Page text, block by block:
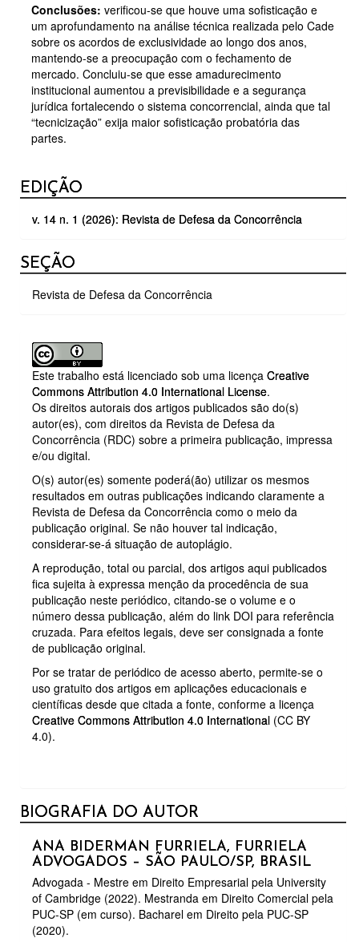
Conclusões: verificou-se que houve uma sofisticação e
um aprofundamento na análise técnica realizada pelo Cade
sobre os acordos de exclusividade ao longo dos anos,
mantendo-se a preocupação com o fechamento de
mercado. Concluiu-se que esse amadurecimento
institucional aumentou a previsibilidade e a segurança
jurídica fortalecendo o sistema concorrencial, ainda que tal
“tecnicização” exija maior sofisticação probatória das
partes.
DETALHES
ARTIGO
EDIÇÃO
v. 14 n. 1 (2026): Revista de Defesa da Concorrência
SEÇÃO
Revista de Defesa da Concorrência
Este trabalho está licenciado sob uma licença Creative
Commons Attribution 4.0 International License.
Os direitos autorais dos artigos publicados são do(s)
autor(es), com direitos da Revista de Defesa da
Concorrência (RDC) sobre a primeira publicação, impressa
e/ou digital.
O(s) autor(es) somente poderá(ão) utilizar os mesmos
resultados em outras publicações indicando claramente a
Revista de Defesa da Concorrência como o meio da
publicação original. Se não houver tal indicação,
considerar-se-á situação de autoplágio.
A reprodução, total ou parcial, dos artigos aqui publicados
fica sujeita à expressa menção da procedência de sua
publicação neste periódico, citando-se o volume e o
número dessa publicação, além do link DOI para referência
cruzada. Para efeitos legais, deve ser consignada a fonte
de publicação original.
Por se tratar de periódico de acesso aberto, permite-se o
uso gratuito dos artigos em aplicações educacionais e
científicas desde que citada a fonte, conforme a licença
Creative Commons Attribution 4.0 International (CC BY
4.0).
BIOGRAFIA DO AUTOR
ANA BIDERMAN FURRIELA, FURRIELA
ADVOGADOS – SÃO PAULO/SP, BRASIL
Advogada - Mestre em Direito Empresarial pela University
of Cambridge (2022). Mestranda em Direito Comercial pela
PUC-SP (em curso). Bacharel em Direito pela PUC-SP
(2020).